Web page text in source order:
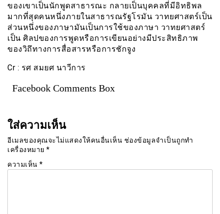
ของเขาเป็นนักพูดสาธารณะ กลายเป็นบุคคลที่มีอิทธิพล
มากที่สุดคนหนึ่งภายในสาธารณรัฐโรมัน วาทยศาสตร์เป็น
ส่วนหนึ่งของภาษามันเป็นการใช้ของภาษา วาทยศาสตร์
เป็น ศิลปของการพูดหรือการเขียนอย่างมีประสิทธิภาพ
ของวิถึทางการสื่อสารหรือการชักจูง
Cr : รศ สมยศ นาวีการ
Facebook Comments Box
ใส่ความเห็น
อีเมลของคุณจะไม่แสดงให้คนอื่นเห็น ช่องข้อมูลจำเป็นถูกทำ
เครื่องหมาย *
ความเห็น *